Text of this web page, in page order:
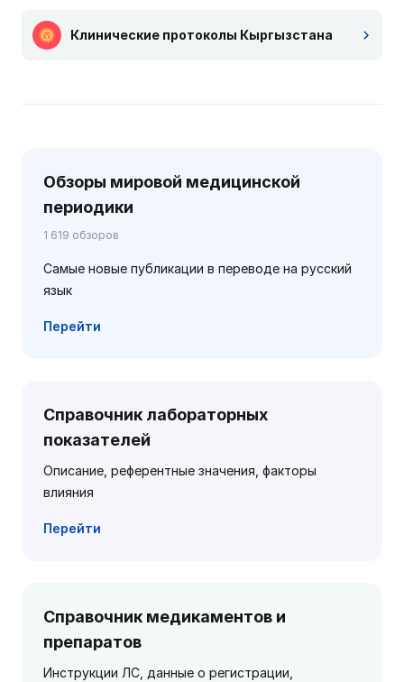
Клинические протоколы Кыргызстана
Обзоры мировой медицинской
периодики
1 619 обзоров
Самые новые публикации в переводе на русский
язык
Перейти
Справочник лабораторных
показателей
Описание, референтные значения, факторы
влияния
Перейти
Справочник медикаментов и
препаратов
Инструкции ЛС, данные о регистрации,